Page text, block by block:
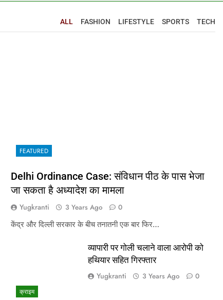
ALL FASHION LIFESTYLE SPORTS TECH
FEATURED
Delhi Ordinance Case: संविधान पीठ के पास भेजा
जा सकता है अध्यादेश का मामला
Yugkranti 3 Years Ago
0
केंद्र और दिल्ली सरकार के बीच तनातनी एक बार फिर…
क्राइम
व्यापारी पर गोली चलाने वाला आरोपी को
हथियार सहित गिरफ्तार
Yugkranti 3 Years Ago 0